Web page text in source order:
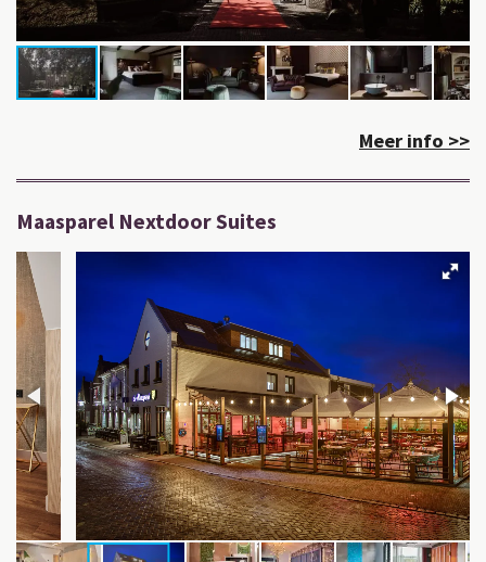
Meer info >>
Maasparel Nextdoor Suites